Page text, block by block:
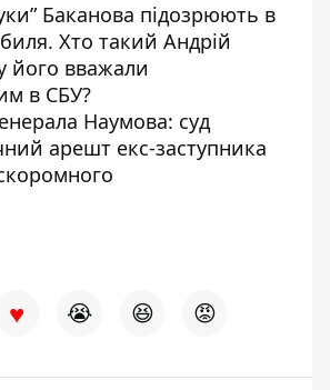
Баканова підозрюють в
Хто такий Андрій
його вважали
в СБУ?
Наумова: суд
арешт екс-заступника
♥ 😭 😆 😡